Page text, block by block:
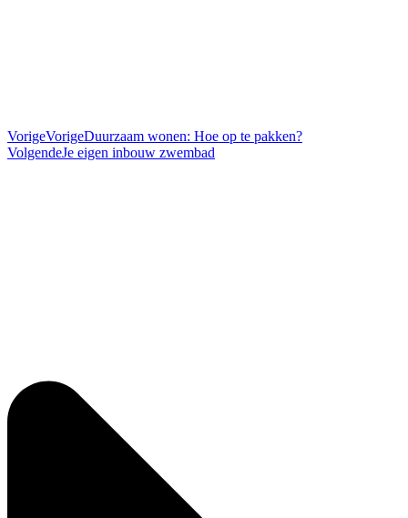
VorigeVorigeDuurzaam wonen: Hoe op te pakken?
VolgendeJe eigen inbouw zwembad